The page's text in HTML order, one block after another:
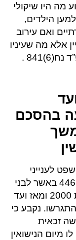
מה היו שיקולי
הילדים,
ואם עירוב
אלא מה שעיניו
בהסכם
לענייני
משפחה בחיפה בתלה”מ 44686-02-18 באשר לבני
זוג אשר חתמו על הסכם ממון בשנת 2000 ומאז ועד
נקבע כי
זכאית
מיום הנישואין